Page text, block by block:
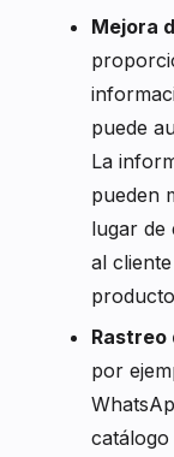
Mejora
puede
La
pueden
lugar de
al
Rastreo
por